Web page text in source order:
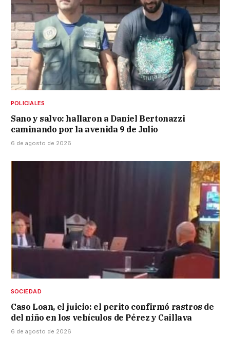
POLICIALES
Sano y salvo: hallaron a Daniel Bertonazzi
caminando por la avenida 9 de Julio
6 de agosto de 2026
SOCIEDAD
Caso Loan, el juicio: el perito confirmó rastros de
del niño en los vehículos de Pérez y Caillava
6 de agosto de 2026